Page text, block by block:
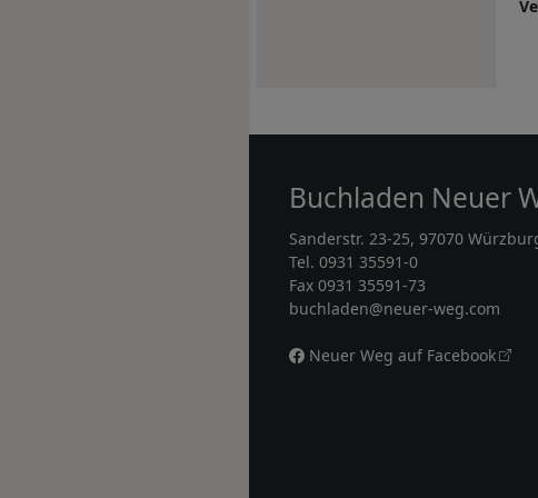
Buchladen Neuer
Sanderstr. 23-25, 97070
Tel. 0931 35591-0
Fax 0931 35591-73
buchladen@neuer-weg.com
Neuer Weg auf Facebook